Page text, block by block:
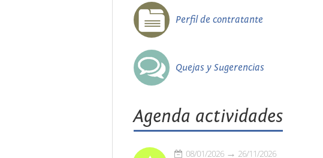
Perfil de contratante
Quejas y Sugerencias
Agenda actividades
08/01/2026 26/11/2026